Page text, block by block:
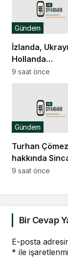
tartışmasına
İzlanda,
Hollanda
büyükelçilikleri
Cenevre Ofisi
Gündem
9 saat önce
Turhan Çömez
hakkında
isyan çıktığı
Gündem
9 saat önce
Bir Cevap
E-posta
* ile